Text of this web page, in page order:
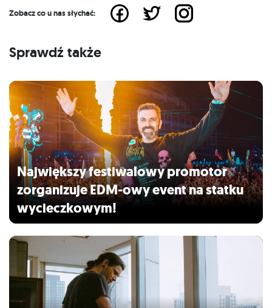
Zobacz co u nas słychać:
Sprawdź także
Największy festiwalowy promotor
zorganizuje EDM-owy event na statku
wycieczkowym!